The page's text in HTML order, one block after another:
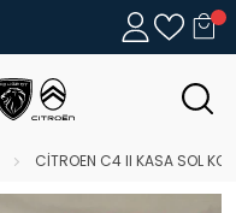
CİTROEN C4 II KASA SOL